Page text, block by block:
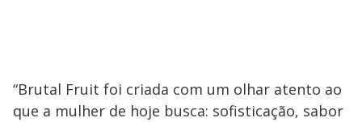
“Brutal Fruit foi criada com um olhar atento ao
que a mulher de hoje busca: sofisticação, sabor